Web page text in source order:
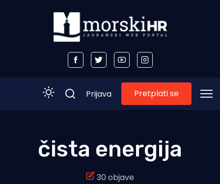
Morski plus
Prijava Pretplati se
čista energija
30 objave